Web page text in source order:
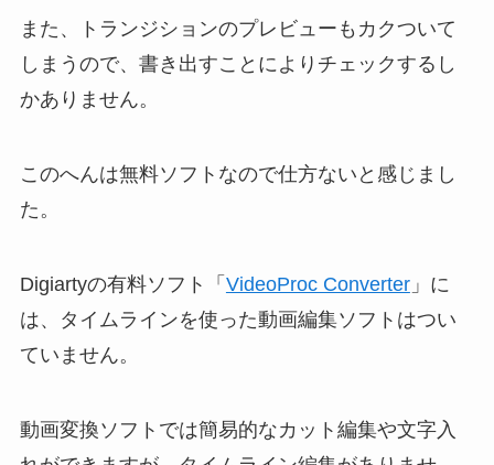
また、トランジションのプレビューもカクついて
しまうので、書き出すことによりチェックするし
かありません。
このへんは無料ソフトなので仕方ないと感じまし
た。
Digiartyの有料ソフト「 VideoProc Converter」に
は、タイムラインを使った動画編集ソフトはつい
ていません。
動画変換ソフトでは簡易的なカット編集や文字入